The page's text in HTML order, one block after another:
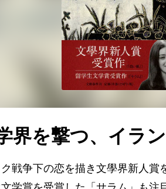
界を撃つ、イラ
戦争下の恋を描き文學界新人賞